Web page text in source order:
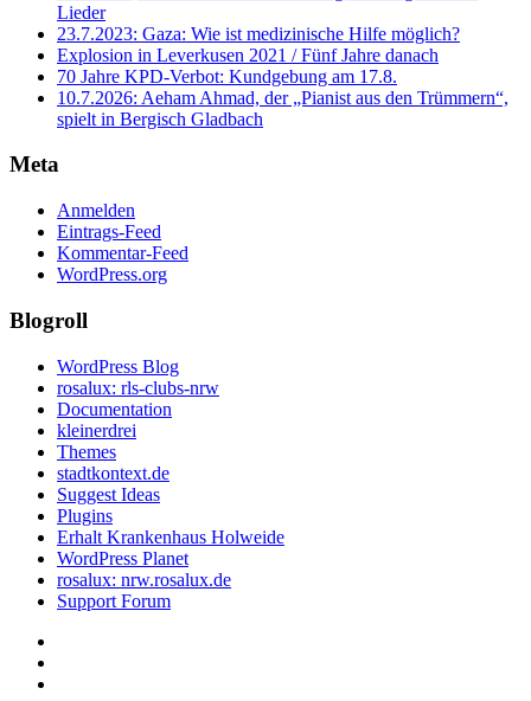
Lieder
23.7.2023: Gaza: Wie ist medizinische Hilfe möglich?
Explosion in Leverkusen 2021 / Fünf Jahre danach
70 Jahre KPD‑Verbot: Kundgebung am 17.8.
10.7.2026: Aeham Ahmad, der „Pianist aus den Trümmern“,
spielt in Bergisch Gladbach
Meta
Anmelden
Eintrags-Feed
Kommentar-Feed
WordPress.org
Blogroll
WordPress Blog
rosalux: rls-clubs-nrw
Documentation
kleinerdrei
Themes
stadtkontext.de
Suggest Ideas
Plugins
Erhalt Krankenhaus Holweide
WordPress Planet
rosalux: nrw.rosalux.de
Support Forum